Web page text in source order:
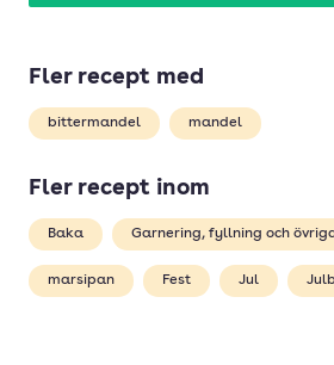
Fler recept med
bittermandel mandel
Fler recept inom
Baka Garnering, fyllning och
marsipan Fest Jul